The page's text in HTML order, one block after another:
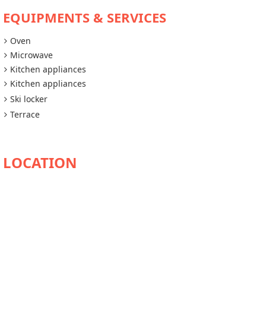
EQUIPMENTS & SERVICES
Oven
Microwave
Kitchen appliances
Kitchen appliances
Ski locker
Terrace
AVAILABILITY